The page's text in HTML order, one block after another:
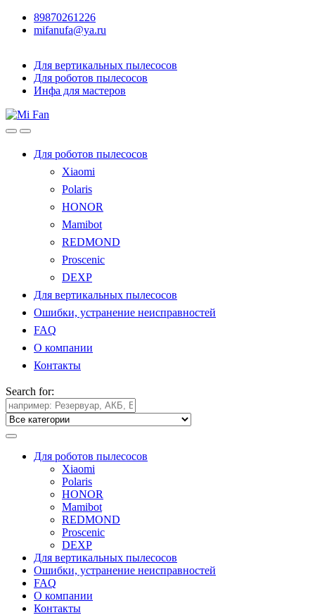
89870261226
mifanufa@ya.ru
Для вертикальных пылесосов
Для роботов пылесосов
Инфа для мастеров
Для роботов пылесосов
Xiaomi
Polaris
HONOR
Mamibot
REDMOND
Proscenic
DEXP
Для вертикальных пылесосов
Ошибки, устранение неисправностей
FAQ
О компании
Контакты
Search for:
Для роботов пылесосов
Xiaomi
Polaris
HONOR
Mamibot
REDMOND
Proscenic
DEXP
Для вертикальных пылесосов
Ошибки, устранение неисправностей
FAQ
О компании
Контакты